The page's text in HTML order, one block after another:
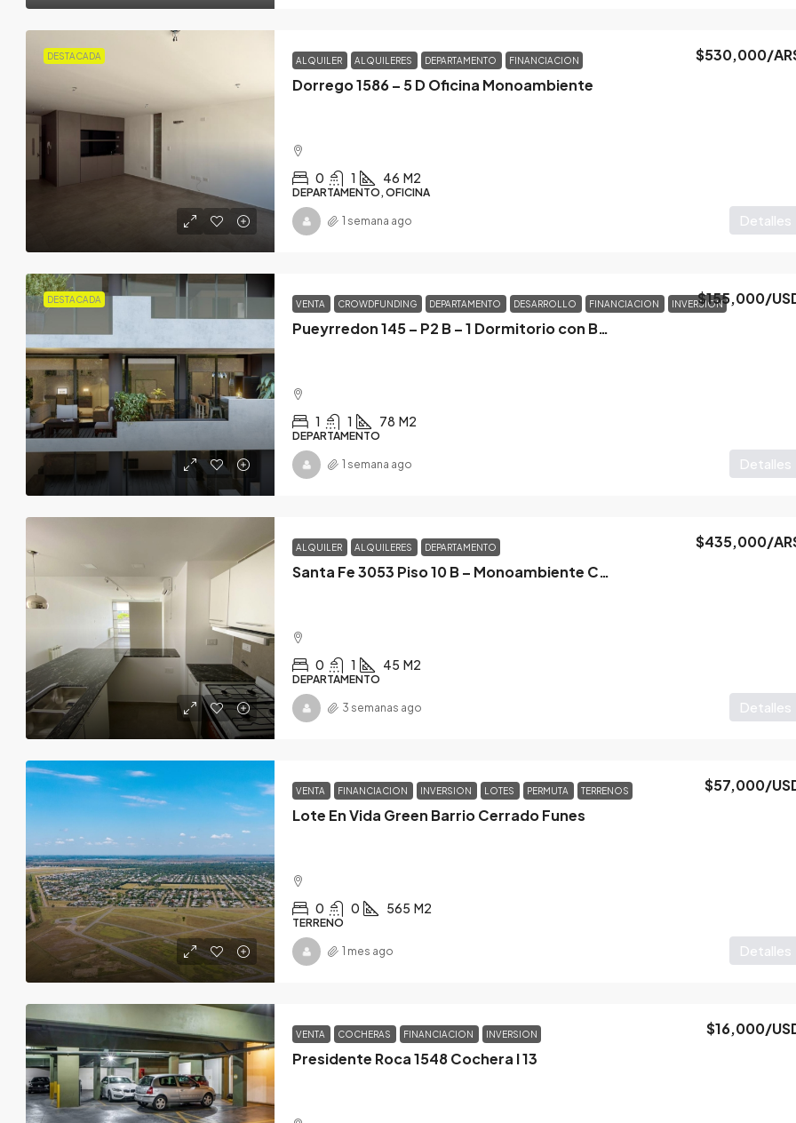
DESTACADA ALQUILER ALQUILERES DEPARTAMENTO FINANCIACION
Dorrego 1586 – 5 D Oficina Monoambiente
$530,000/
0 1 46 M2
DEPARTAMENTO, OFICINA
Detalles
1 semana ago
DESTACADA VENTA CROWDFUNDING DEPARTAMENTO DESARROLLO FINANCIACION INVERSION
Pueyrredon 145 – P2 B – 1 Dormitorio con Balcon
$155,000/
1 1 78 M2
DEPARTAMENTO
Detalles
1 semana ago
ALQUILER ALQUILERES DEPARTAMENTO
Santa Fe 3053 Piso 10 B – Monoambiente Con Amenities
$435,000/
0 1 45 M2
DEPARTAMENTO
Detalles
3 semanas ago
VENTA FINANCIACION INVERSION LOTES PERMUTA TERRENOS
Lote En Vida Green Barrio Cerrado Funes
$57,000/
0 0 565 M2
TERRENO
Detalles
1 mes ago
VENTA COCHERAS FINANCIACION INVERSION
Presidente Roca 1548 Cochera I 13
$16,000/